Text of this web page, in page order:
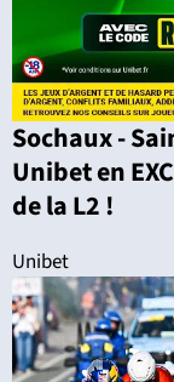
Sochaux -
Unibet en
de la L2 !
Unibet